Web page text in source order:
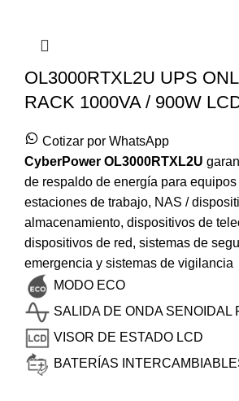
OL3000RTXL2U UPS
RACK 1000VA / 900W
Cotizar por WhatsApp
CyberPower OL3000RTXL2U
de respaldo de energía para
estaciones de trabajo, NAS /
almacenamiento, dispositivos de
dispositivos de red, sistemas de
emergencia y sistemas de vigilancia
MODO ECO
SALIDA DE ONDA SENOIDAL
VISOR DE ESTADO LCD
BATERÍAS